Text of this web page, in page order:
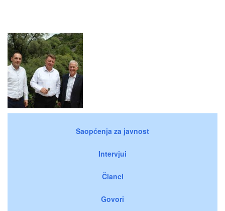
Saopćenja za javnost
Intervjui
Članci
Govori